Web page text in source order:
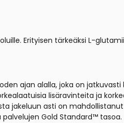
Erityisen tärkeäksi L-
ajan alalla, joka on
lisäravinteita ja
jakeluun asti on
Gold Standard™ tasoa.